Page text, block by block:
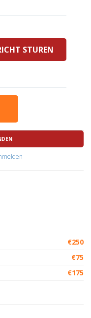
STUREN
€250
€75
€175